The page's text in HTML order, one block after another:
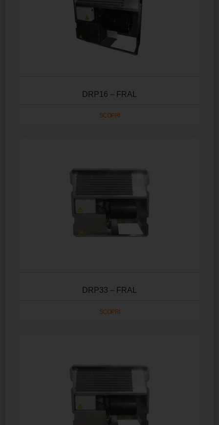
DRP16 – FRAL
SCOPRI
DRP33 – FRAL
SCOPRI